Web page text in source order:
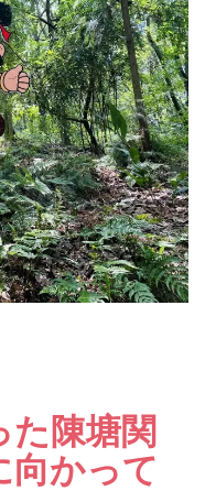
た陳塘関
向かって